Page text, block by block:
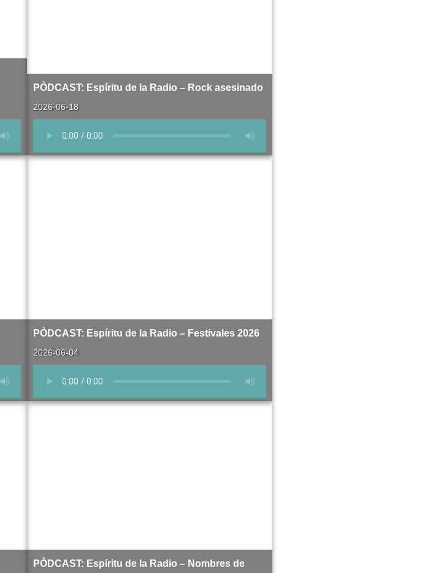
PÒDCAST: Espíritu de la Radio – Rock asesinado
2026-06-18
PÒDCAST: Espíritu de la Radio – Festivales 2026
2026-06-04
PÒDCAST: Espíritu de la Radio – Nombres de